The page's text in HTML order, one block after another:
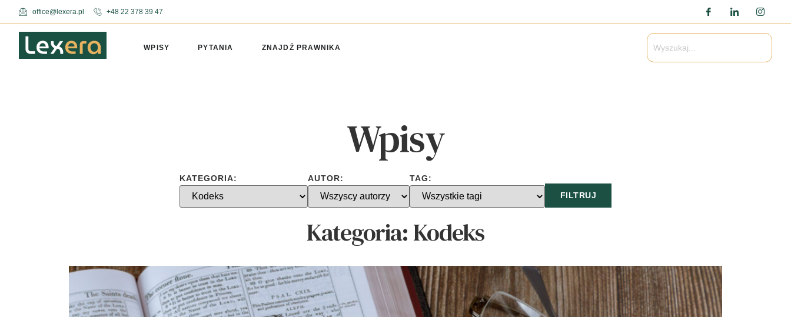
office@lexera.pl +48 22 378 39 47
WPISY PYTANIA ZNAJDŹ PRAWNIKA
Wpisy
KATEGORIA: AUTOR:
TAG:
FILTRUJ
Kategoria: Kodeks